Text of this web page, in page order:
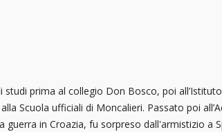
prima al collegio Don Bosco, poi
Scuola ufficiali di Moncalieri. Passato poi
in Croazia, fu sorpreso dall'armistizio a